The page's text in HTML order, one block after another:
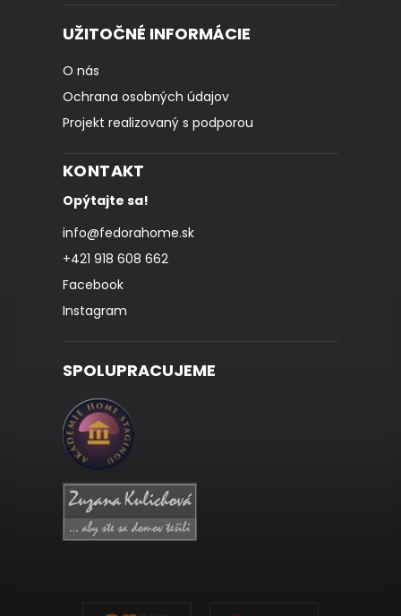
UŽITOČNÉ INFORMÁCIE
O nás
Ochrana osobných údajov
Projekt realizovaný s podporou
KONTAKT
Opýtajte sa!
info@fedorahome.sk
+421 918 608 662
Facebook
Instagram
SPOLUPRACUJEME